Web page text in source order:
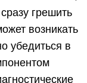
следующую
чтобы